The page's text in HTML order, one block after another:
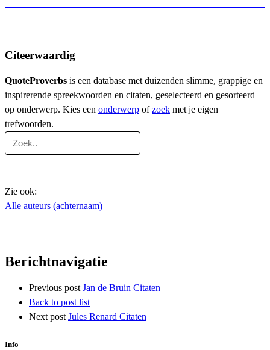
Citeerwaardig
QuoteProverbs is een database met duizenden slimme, grappige en
inspirerende spreekwoorden en citaten, geselecteerd en gesorteerd
op onderwerp. Kies een onderwerp ofzoek met je eigen
trefwoorden.
Zie ook:
Alle auteurs (achternaam)
Berichtnavigatie
Previous post Jan de Bruin Citaten
Back to post list
Next post Jules Renard Citaten
Info